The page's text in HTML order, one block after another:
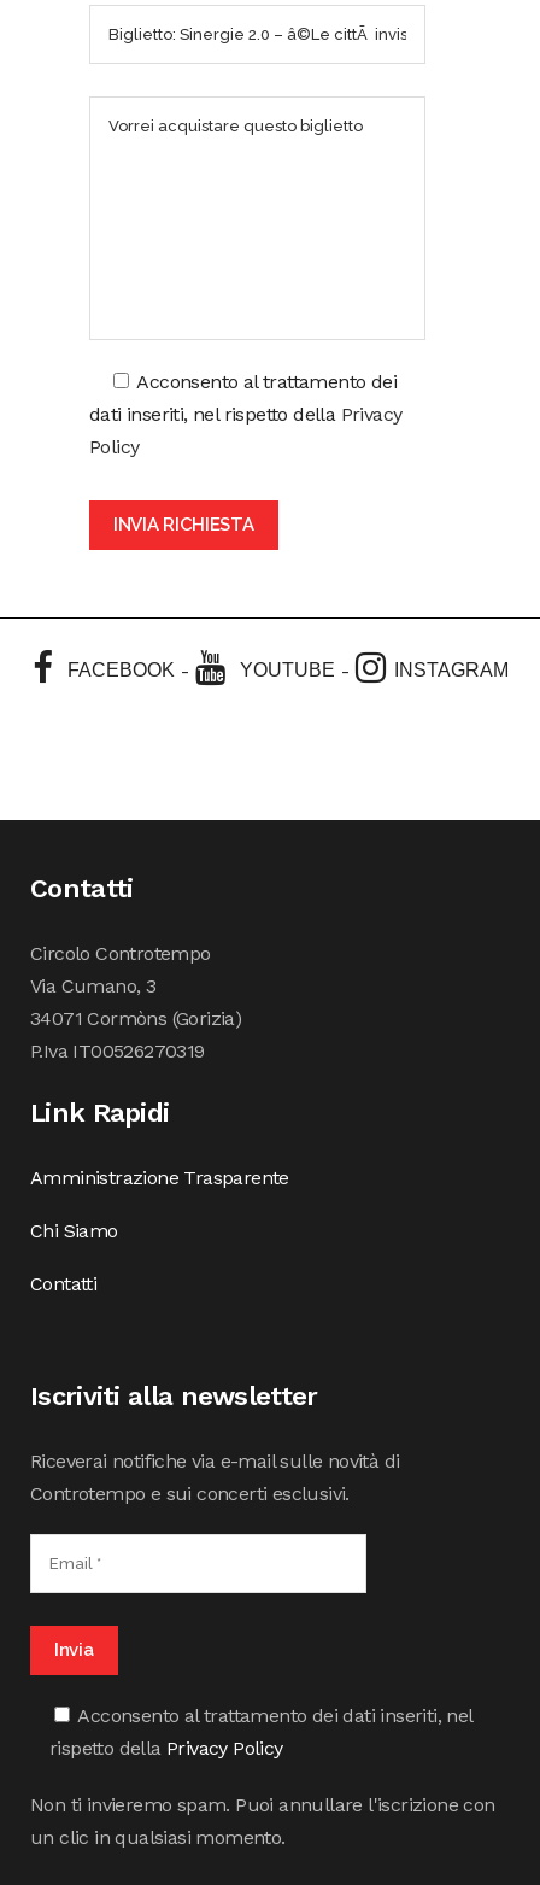
Acconsento al trattamento dei
dati inseriti, nel rispetto della Privacy
Policy
FACEBOOK- YOUTUBE - INSTAGRAM
Contatti
Circolo Controtempo
Via Cumano, 3
34071 Cormòns (Gorizia)
P.Iva IT00526270319
Link Rapidi
Amministrazione Trasparente
Chi Siamo
Contatti
Iscriviti alla newsletter
Riceverai notifiche via e-mail sulle novità di
Controtempo e sui concerti esclusivi.
Acconsento al trattamento dei dati inseriti, nel
rispetto della Privacy Policy
Non ti invieremo spam. Puoi annullare l'iscrizione con
un clic in qualsiasi momento.